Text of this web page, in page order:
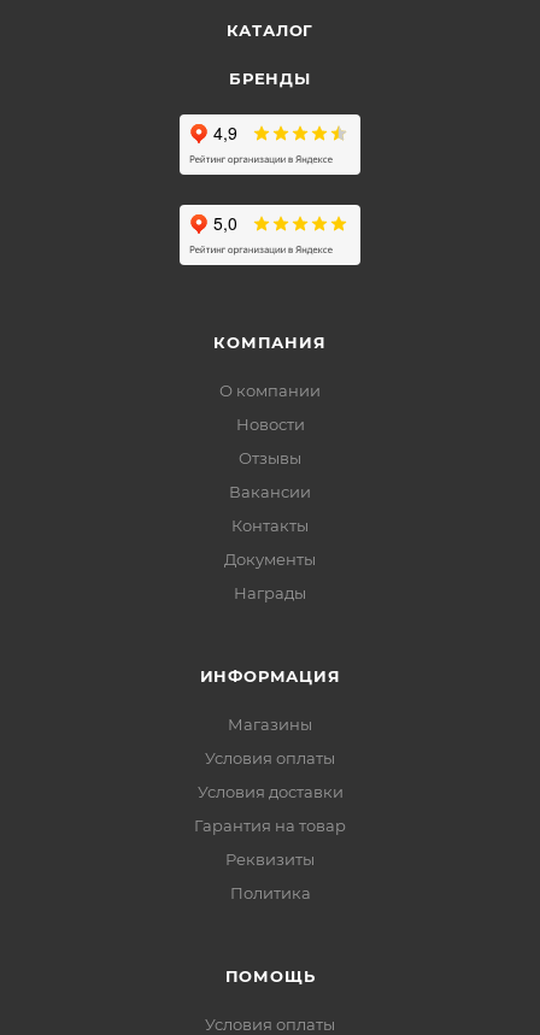
КАТАЛОГ
БРЕНДЫ
КОМПАНИЯ
О компании
Новости
Отзывы
Вакансии
Контакты
Документы
Награды
ИНФОРМАЦИЯ
Магазины
Условия оплаты
Условия доставки
Гарантия на товар
Реквизиты
Политика
ПОМОЩЬ
Условия оплаты